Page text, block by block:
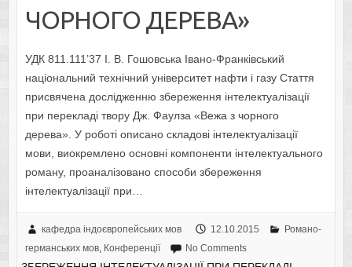
ЧОРНОГО ДЕРЕВА»
УДК 811.111’37 І. В. Гошовська Івано-Франківський
національний технічний університет нафти і газу Стаття
присвячена дослідженню збереження інтелектуалізації
при перекладі твору Дж. Фаулза «Вежа з чорного
дерева». У роботі описано складові інтелектуалізації
мови, виокремлено основні компоненти інтелектуального
роману, проаналізовано способи збереження
інтелектуалізації при…
кафедра індоєвропейських мов 12.10.2015
Романо-
германських мов, Конференції No Comments